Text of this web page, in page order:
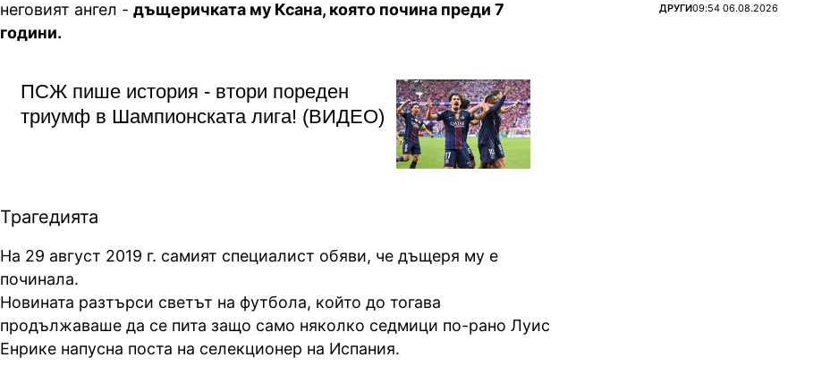
неговият ангел - дъщеричката му Ксана, която почина преди 7
години.
ПСЖ пише история - втори пореден
триумф в Шампионската лига! (ВИДЕО)
Трагедията
На 29 август 2019 г. самият специалист обяви, че дъщеря му е
починала.
Новината разтърси светът на футбола, който до тогава
продължаваше да се пита защо само няколко седмици по-рано Луис
Енрике напусна поста на селекционер на Испания.
ПОВЕЧЕ ОТ
ДРУГИ09:54 06.08.2026